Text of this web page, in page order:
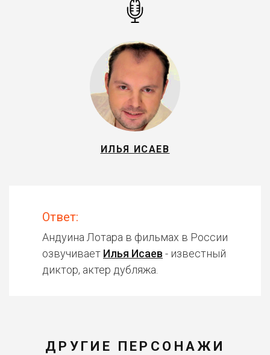
ИЛЬЯ ИСАЕВ
Ответ:
Андуина Лотара в фильмах в России
озвучивает Илья Исаев - известный
диктор, актер дубляжа.
ДРУГИЕ ПЕРСОНАЖИ